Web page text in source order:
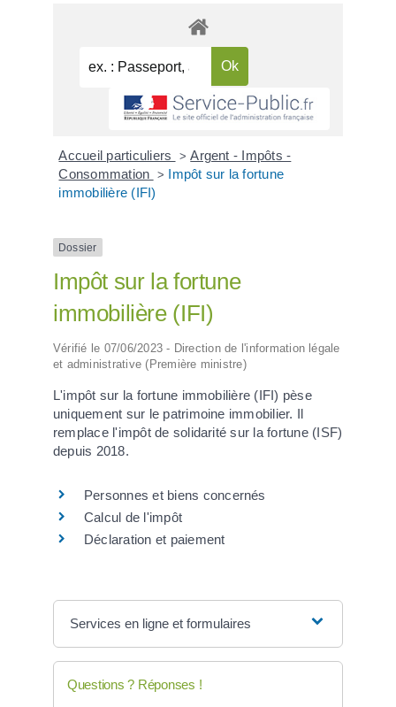
Accueil particuliers > Argent - Impôts -
Consommation > Impôt sur la fortune
immobilière (IFI)
Dossier
Impôt sur la fortune
immobilière (IFI)
Vérifié le 07/06/2023 - Direction de l'information légale
et administrative (Première ministre)
L'impôt sur la fortune immobilière (IFI) pèse
uniquement sur le patrimoine immobilier. Il
remplace l'impôt de solidarité sur la fortune (ISF)
depuis 2018.
Personnes et biens concernés
Calcul de l'impôt
Déclaration et paiement
Services en ligne et formulaires
Questions ? Réponses !